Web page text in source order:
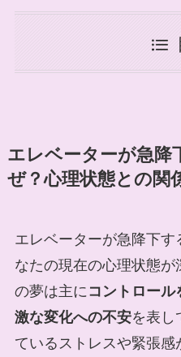
エレベーターが急降
ぜ？心理状態との関
エレベーターが急降下
なたの現在の心理状態が
の夢は主にコントロール
激な変化への不安を表し
ているストレスや緊張感